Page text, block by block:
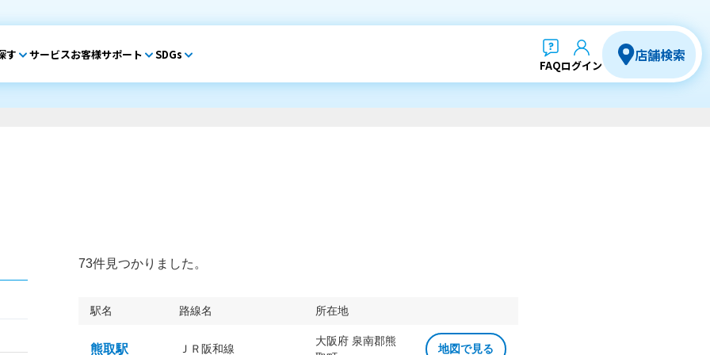
す サービスお客様サポート SDGs
FAQログイン
店舗検索
73件見つかりました。
駅名 路線名 所在地
熊取駅 ＪＲ阪和線
大阪府 泉南郡熊
地図で見る